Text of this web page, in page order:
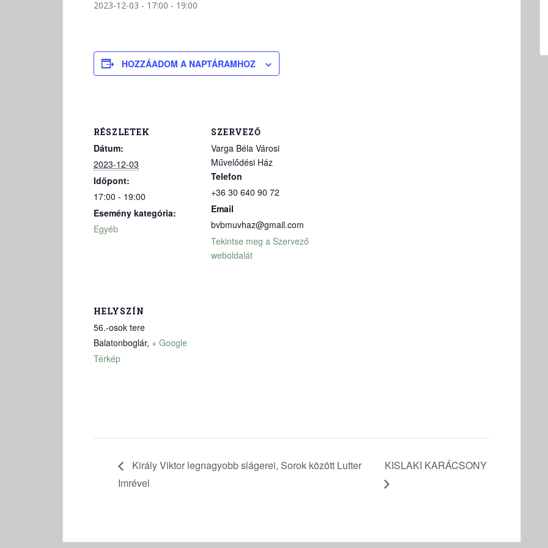
2023-12-03 - 17:00 - 19:00
HOZZÁADOM A NAPTÁRAMHOZ
RÉSZLETEK
Dátum:
2023-12-03
Időpont:
17:00 - 19:00
Esemény kategória:
Egyéb
SZERVEZŐ
Varga Béla Városi
Művelődési Ház
Telefon
+36 30 640 90 72
Email
bvbmuvhaz@gmail.com
Tekintse meg a Szervező
weboldalát
HELYSZÍN
56.-osok tere
Balatonboglár, + Google
Térkép
Király Viktor legnagyobb slágerei, Sorok között Lutter
Imrével
KISLAKI KARÁCSONY